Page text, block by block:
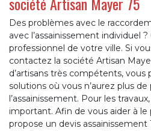
Des problèmes avec le
avec l’assainissement individuel
professionnel de votre ville. Si
contactez la société Artisan
d’artisans très compétents, vous
solutions où vous n’aurez plus
l’assainissement. Pour les
important. Afin de vous aider à le
propose un devis assainissement